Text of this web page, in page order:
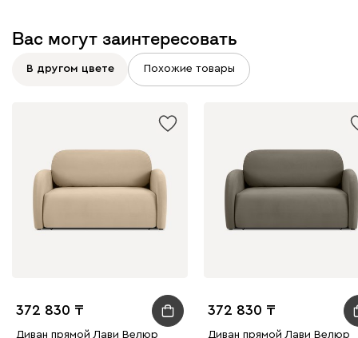
Вас могут заинтересовать
В другом цвете Похожие товары
372 830
Диван прямой Лави Велюр
372 830
Диван прямой Лави Велюр